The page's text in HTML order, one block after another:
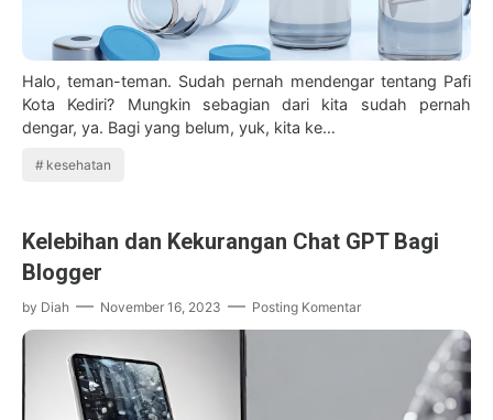
Halo, teman-teman. Sudah pernah mendengar tentang Pafi
Kota Kediri? Mungkin sebagian dari kita sudah pernah
dengar, ya. Bagi yang belum, yuk, kita ke…
kesehatan
Kelebihan dan Kekurangan Chat GPT Bagi
Blogger
by Diah November 16, 2023 Posting Komentar